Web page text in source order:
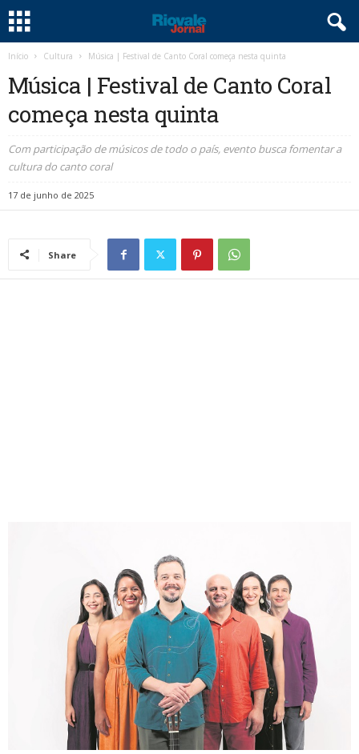
Início Cultura Música | Festival de Canto Coral começa nesta quinta
Música | Festival de Canto Coral
começa nesta quinta
Com participação de músicos de todo o país, evento busca fomentar a
cultura do canto coral
17 de junho de 2025
Share